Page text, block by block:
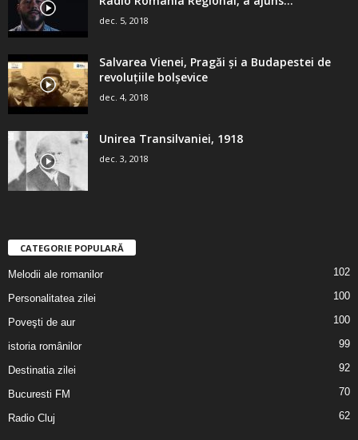
dec. 5, 2018
Salvarea Vienei, Pragăi şi a Budapestei de
revoluţiile bolşevice
dec. 4, 2018
Unirea Transilvaniei, 1918
dec. 3, 2018
CATEGORIE POPULARĂ
Melodii ale romanilor 102
Personalitatea zilei 100
Poveşti de aur 100
istoria românilor 99
Destinatia zilei 92
Bucuresti FM 70
Radio Cluj 62